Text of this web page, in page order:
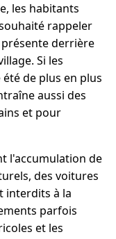
les habitants
rappeler
derrière
Si les
de plus en plus
aussi des
et pour
l'accumulation de
des voitures
interdits à la
parfois
et les